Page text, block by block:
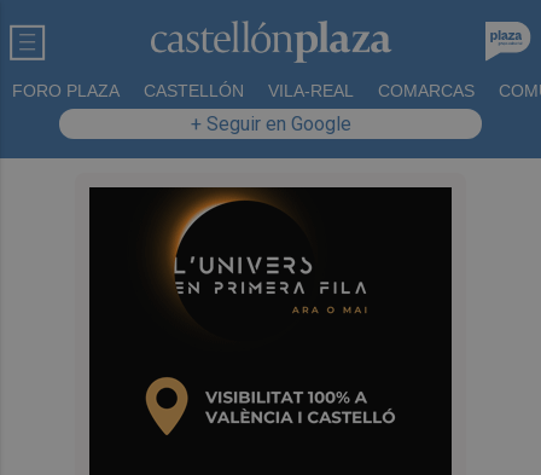
FORO PLAZA CASTELLÓN VILA-REAL COMARCAS
+ Seguir en Google